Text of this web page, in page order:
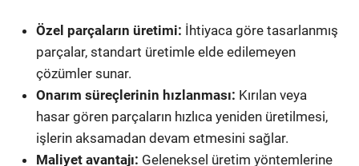
Özel parçaların üretimi: İhtiyaca göre tasarlanmış
parçalar, standart üretimle elde edilemeyen
çözümler sunar.
Onarım süreçlerinin hızlanması: Kırılan veya
hasar gören parçaların hızlıca yeniden üretilmesi,
işlerin aksamadan devam etmesini sağlar.
Maliyet avantajı: Geleneksel üretim yöntemlerine